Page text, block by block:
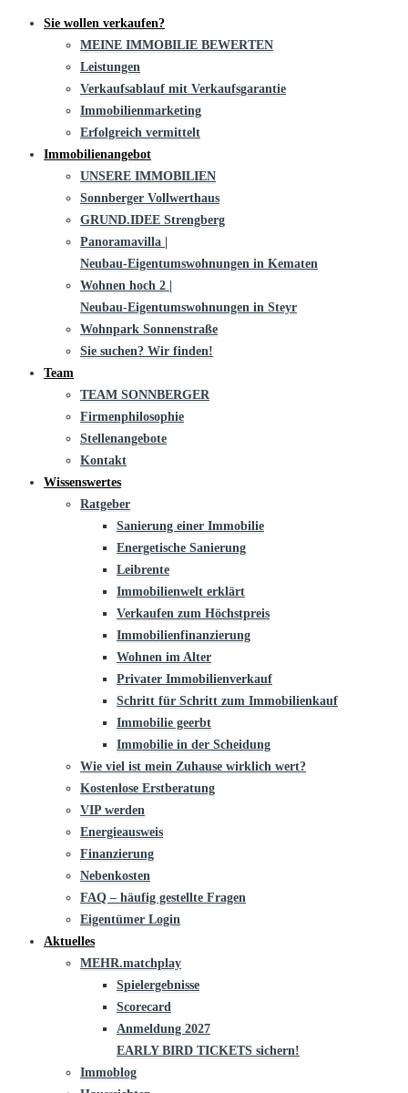
Sie wollen verkaufen?
MEINE IMMOBILIE BEWERTEN
Leistungen
Verkaufsablauf mit Verkaufsgarantie
Immobilienmarketing
Erfolgreich vermittelt
Immobilienangebot
UNSERE IMMOBILIEN
Sonnberger Vollwerthaus
GRUND.IDEE Strengberg
Panoramavilla |
Neubau-Eigentums­­wohnungen in Kematen
Wohnen hoch 2 |
Neubau-Eigentumswohnungen in Steyr
Wohnpark Sonnenstraße
Sie suchen? Wir finden!
Team
TEAM SONNBERGER
Firmenphilosophie
Stellenangebote
Kontakt
Wissenswertes
Ratgeber
Sanierung einer Immobilie
Energetische Sanierung
Leibrente
Immobilienwelt erklärt
Verkaufen zum Höchstpreis
Immobilienfinanzierung
Wohnen im Alter
Privater Immobilienverkauf
Schritt für Schritt zum Immobilienkauf
Immobilie geerbt
Immobilie in der Scheidung
Wie viel ist mein Zuhause wirklich wert?
Kostenlose Erstberatung
VIP werden
Energieausweis
Finanzierung
Nebenkosten
FAQ – häufig gestellte Fragen
Eigentümer Login
Aktuelles
MEHR.matchplay
Spielergebnisse
Scorecard
Anmeldung 2027
EARLY BIRD TICKETS sichern!
Immoblog